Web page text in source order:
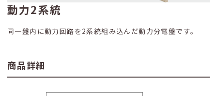
動力2系統
同一盤内に動力回路を2系統組み込んだ動力分電盤です。
商品詳細